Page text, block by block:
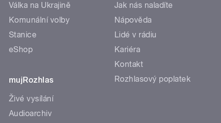
Válka na Ukrajině
Komunální volby
Stanice
eShop
mujRozhlas
Živé vysílání
Audioarchiv
Jak nás naladíte
Nápověda
Lidé v rádiu
Kariéra
Kontakt
Rozhlasový poplatek